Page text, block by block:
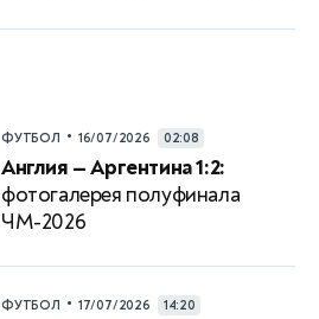
ФУТБОЛ • 16/07/2026 02:08
Англия — Аргентина 1:2:
фотогалерея полуфинала
ЧМ-2026
ФУТБОЛ • 17/07/2026 14:20